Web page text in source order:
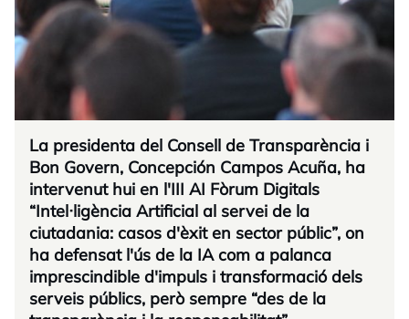
La presidenta del Consell de Transparència i
Bon Govern, Concepción Campos Acuña, ha
intervenut hui en l'III AI Fòrum Digitals
“Intel·ligència Artificial al servei de la
ciutadania: casos d'èxit en sector públic”, on
ha defensat l'ús de la IA com a palanca
imprescindible d'impuls i transformació dels
serveis públics, però sempre “des de la